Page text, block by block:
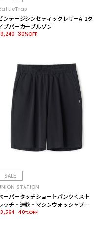
ンテージシンセティックレザーA-2タ
プパーカーブルゾン
30%OFF
SALE
STATION
ーパータッチショートパンツ＜スト
ッチ・速乾・マシンウォッシャブ
・イージーケア・接触冷感＞
40%OFF